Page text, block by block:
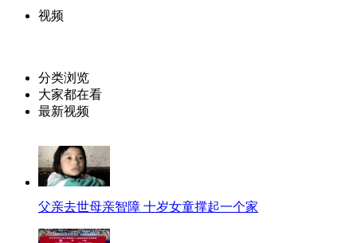
视频
分类浏览
大家都在看
最新视频
父亲去世母亲智障 十岁女童撑起一个家